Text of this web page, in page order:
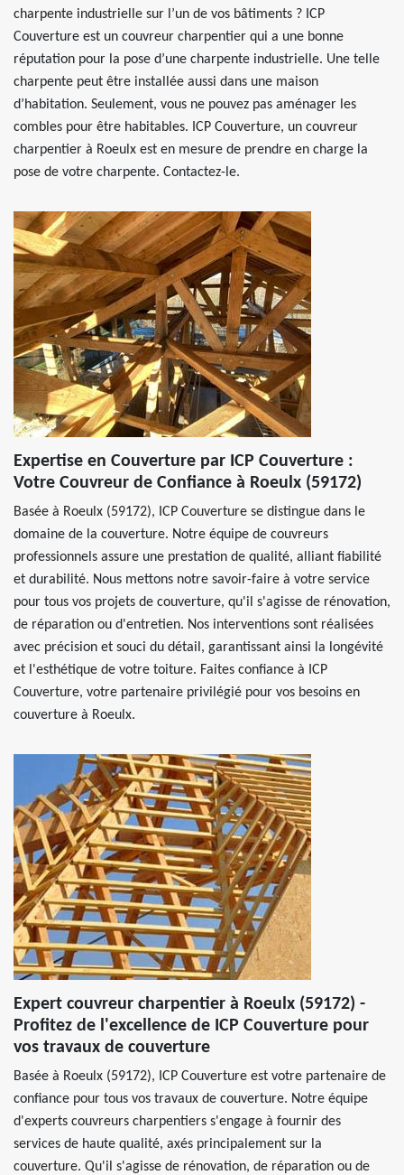
charpente industrielle sur l’un de vos bâtiments ? ICP
Couverture est un couvreur charpentier qui a une bonne
réputation pour la pose d’une charpente industrielle. Une telle
charpente peut être installée aussi dans une maison
d’habitation. Seulement, vous ne pouvez pas aménager les
combles pour être habitables. ICP Couverture, un couvreur
charpentier à Roeulx est en mesure de prendre en charge la
pose de votre charpente. Contactez-le.
Expertise en Couverture par ICP Couverture :
Votre Couvreur de Confiance à Roeulx (59172)
Basée à Roeulx (59172), ICP Couverture se distingue dans le
domaine de la couverture. Notre équipe de couvreurs
professionnels assure une prestation de qualité, alliant fiabilité
et durabilité. Nous mettons notre savoir-faire à votre service
pour tous vos projets de couverture, qu'il s'agisse de rénovation,
de réparation ou d'entretien. Nos interventions sont réalisées
avec précision et souci du détail, garantissant ainsi la longévité
et l'esthétique de votre toiture. Faites confiance à ICP
Couverture, votre partenaire privilégié pour vos besoins en
couverture à Roeulx.
Expert couvreur charpentier à Roeulx (59172) -
Profitez de l'excellence de ICP Couverture pour
vos travaux de couverture
Basée à Roeulx (59172), ICP Couverture est votre partenaire de
confiance pour tous vos travaux de couverture. Notre équipe
d'experts couvreurs charpentiers s'engage à fournir des
services de haute qualité, axés principalement sur la
couverture. Qu'il s'agisse de rénovation, de réparation ou de